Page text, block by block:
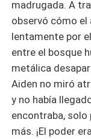
cada deseo, en
y traición… solo
Aiden… o una de
madrugada. A
observó cómo el
lentamente por
entre el bosque
metálica
Aiden no miró
y no había
encontraba, solo
más. ¡El poder